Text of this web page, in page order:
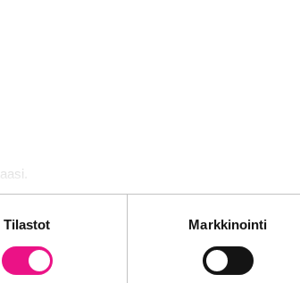
siitä, miten käytät sivustoamme.
Tilastot Markkinointi
perutettiin vuonna 1983, jolloin liitto
Suomen Paikallisradioliitto. Nykyään
kaikkia kaupallisen radiotoimiluvan haltijoita